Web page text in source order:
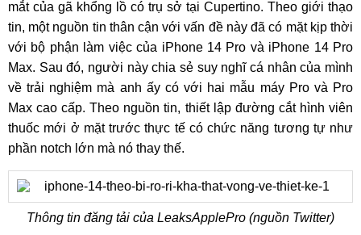
mắt của gã khổng lồ có trụ sở tại Cupertino. Theo giới thạo
tin, một nguồn tin thân cận với vấn đề này đã có mặt kịp thời
với bộ phận làm việc của iPhone 14 Pro và iPhone 14 Pro
Max. Sau đó, người này chia sẻ suy nghĩ cá nhân của mình
về trải nghiệm mà anh ấy có với hai mẫu máy Pro và Pro
Max cao cấp. Theo nguồn tin, thiết lập đường cắt hình viên
thuốc mới ở mặt trước thực tế có chức năng tương tự như
phần notch lớn mà nó thay thế.
Thông tin đăng tải của LeaksApplePro (nguồn Twitter)